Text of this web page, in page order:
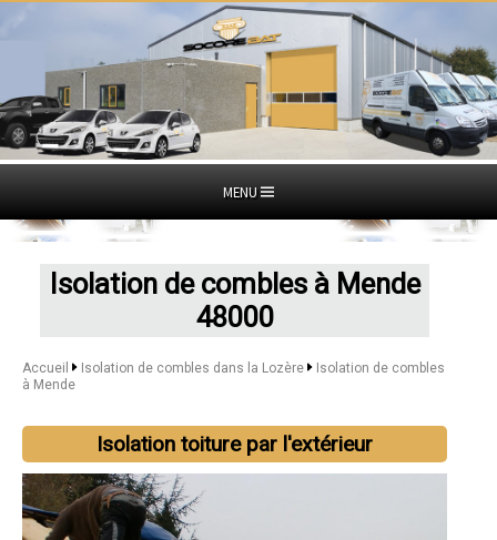
MENU
Isolation de combles à Mende
48000
Accueil Isolation de combles dans la Lozère
Isolation de combles
à Mende
Isolation toiture par l'extérieur